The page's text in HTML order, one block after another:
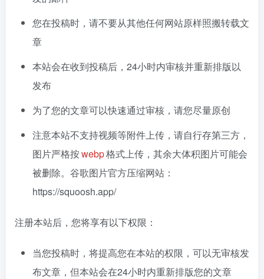
您在投稿时，请不要从其他任何网站原样照搬转载文
章
本站会在收到投稿后，24小时内审核并重新排版以
发布
为了您的文章可以快速通过审核，请您尽量原创
注意本站不支持视频等附件上传，请自行存第三方，
图片严格按webp格式上传，其余大体积图片可能会
被删除。谷歌图片官方压缩网站：
https://squoosh.app/
注册本站后，您将享有以下权限：
当您投稿时，将提高您在本站的权限，可以无审核发
布文章，但本站会在24小时内重新排版您的文章